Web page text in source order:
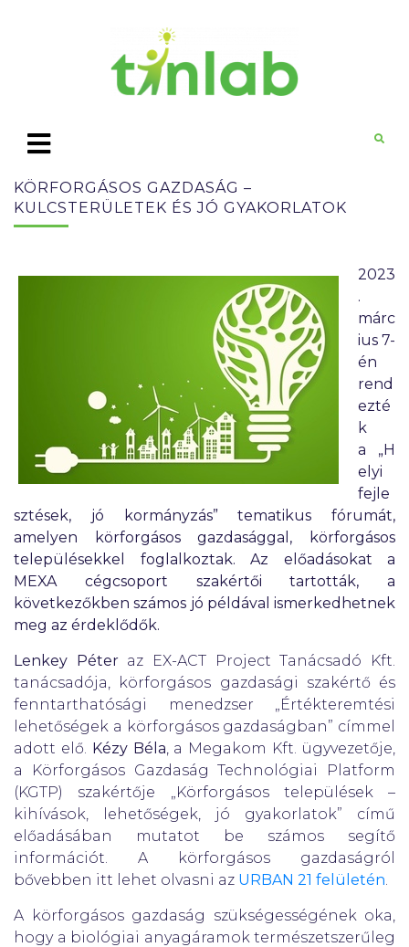
KÖRFORGÁSOS GAZDASÁG –
KULCSTERÜLETEK ÉS JÓ GYAKORLATOK
2023
.
márc
ius 7-
én
rend
ezté
k
a „H
elyi
fejle
sztések, jó kormányzás” tematikus fórumát,
amelyen körforgásos gazdasággal, körforgásos
településekkel foglalkoztak. Az előadásokat a
MEXA cégcsoport szakértői tartották, a
következőkben számos jó példával ismerkedhetnek
meg az érdeklődők.
Lenkey Péteraz EX-ACT Project Tanácsadó Kft.
tanácsadója, körforgásos gazdasági szakértő és
fenntarthatósági menedzser „Értékteremtési
lehetőségek a körforgásos gazdaságban” címmel
adott elő. Kézy Béla, a Megakom Kft. ügyvezetője,
a Körforgásos Gazdaság Technológiai Platform
(KGTP) szakértője „Körforgásos települések –
kihívások, lehetőségek, jó gyakorlatok” című
előadásában mutatot be számos segítő
információt. A körforgásos gazdaságról
bővebben itt lehet olvasni az URBAN 21 felületén.
A körforgásos gazdaság szükségességének oka,
hogy a biológiai anyagáramok természetszerűleg